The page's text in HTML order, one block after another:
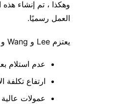
العمل رسميًا.
يعتزم Lee و Wang و Richards حل أوجه القصور التي تعاني منها عملة البيتكوين والتي هي وفقًا لهم:
عدم استلام
ارتفاع تكلفة
عمولات